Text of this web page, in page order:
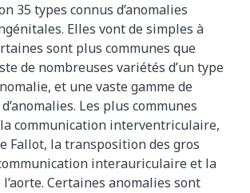
35 types connus d’anomalies
Elles vont de simples à
sont plus communes que
de nombreuses variétés d’un type
et une vaste gamme de
Les plus communes
communication interventriculaire,
Fallot, la transposition des gros
interauriculaire et la
Certaines anomalies sont